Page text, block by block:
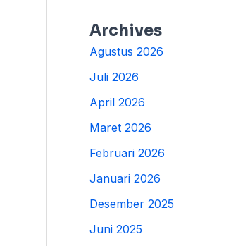
Archives
Agustus 2026
Juli 2026
April 2026
Maret 2026
Februari 2026
Januari 2026
Desember 2025
Juni 2025